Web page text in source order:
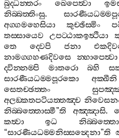
බුද‍්ධන‍්තරං
ඛෙපෙත්‍වා
නිබ‍්බත‍්තිංසු.
අග‍්ගමහෙසියා
කුච‍්ඡිස‍්මිං
තස‍්සායෙව
උපට‍්ඨාකඉත්‍ථියා
තෙ
ද‍්වෙපි ජනා
නාමග‍්ගහණදිවසෙ
න‍්හාපෙත්‍වා
ද‍්වින‍්නම‍්පි
මාතරො බහි
සාරණීයධම‍්මපූරකො
අක‍්ඛීනි
සෙතච‍්ඡත‍්තං
අලඞ‍්කතපටියත‍්තඤ‍්ච
නිබ‍්බත‍්තොස‍්මී”ති අඤ‍්ඤාසි.
කත්‍වා
ඉධ
“සාරණීයධම‍්මනිස‍්සන්‍දෙනා”ති